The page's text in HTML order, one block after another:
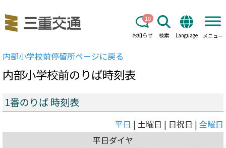
お知らせ
10
検索 Language メニュー
内部小学校前停留所ページに戻る
内部小学校前のりば時刻表
1番のりば 時刻表
平日 | 土曜日 | 日祝日 | 全曜日
平日ダイヤ